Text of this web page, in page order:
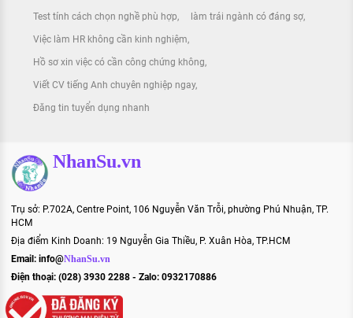
Test tính cách chọn nghề phù hợp làm trái ngành có đáng sợ
Việc làm HR không cần kinh nghiệm
Hồ sơ xin việc có cần công chứng không
Viết CV tiếng Anh chuyên nghiệp ngay
Đăng tin tuyển dụng nhanh
NhanSu.vn
Trụ sở: P.702A, Centre Point, 106 Nguyễn Văn Trỗi, phường Phú Nhuận, TP.
HCM
Địa điểm Kinh Doanh: 19 Nguyễn Gia Thiều, P. Xuân Hòa, TP.HCM
Email: info@NhanSu.vn
Điện thoại: (028) 3930 2288 - Zalo: 0932170886